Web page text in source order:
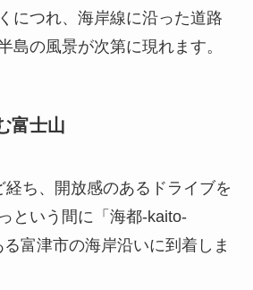
につれ、海岸線に沿った道路
島の風景が次第に現れます。
富士山
ち、開放感のあるドライブを
という間に「海都-kaito-
富津市の海岸沿いに到着しま